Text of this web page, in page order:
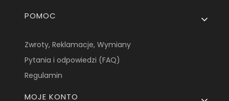
Linki w stopce
POMOC
Zwroty, Reklamacje, Wymiany
Pytania i odpowiedzi (FAQ)
Regulamin
MOJE KONTO